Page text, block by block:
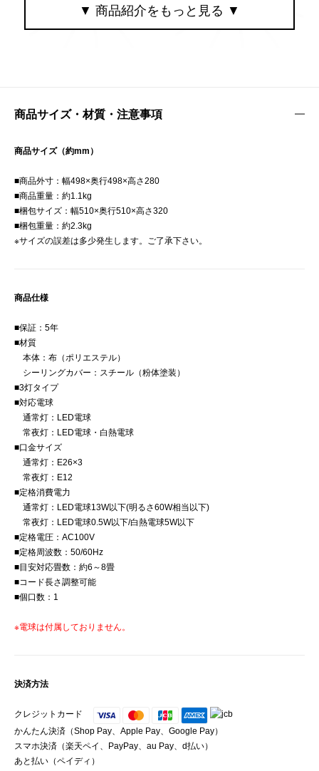
商品サイズ・材質・注意事項
商品サイズ（約mm）
■商品外寸：幅498×奥行498×高さ280
■商品重量：約1.1kg
■梱包サイズ：幅510×奥行510×高さ320
■梱包重量：約2.3kg
※サイズの誤差は多少発生します。ご了承下さい。
商品仕様
■保証：5年
■材質
本体：布（ポリエステル）
シーリングカバー：スチール（粉体塗装）
■3灯タイプ
■対応電球
通常灯：LED電球
常夜灯：LED電球・白熱電球
■口金サイズ
通常灯：E26×3
常夜灯：E12
■定格消費電力
通常灯：LED電球13W以下(明るさ60W相当以下)
常夜灯：LED電球0.5W以下/白熱電球5W以下
■定格電圧：AC100V
■定格周波数：50/60Hz
■目安対応畳数：約6～8畳
■コード長さ調整可能
■個口数：1
※電球は付属しておりません。
決済方法
クレジットカード
かんたん決済（Shop Pay、Apple Pay、Google Pay）
スマホ決済（楽天ペイ、PayPay、au Pay、d払い）
あと払い（ペイディ）